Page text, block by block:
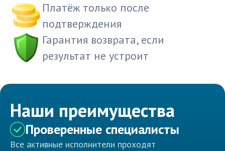
Платёж только после
подтверждения
Гарантия возврата, если
результат не устроит
Наши преимущества
Проверенные специалисты
Все активные исполнители проходят